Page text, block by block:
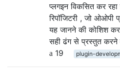
प्लगइन विकसित कर
रिपॉजिटरी , जो
यह जानने की कोशिश
सही ढंग से प्रस्तुत
19
plugin-